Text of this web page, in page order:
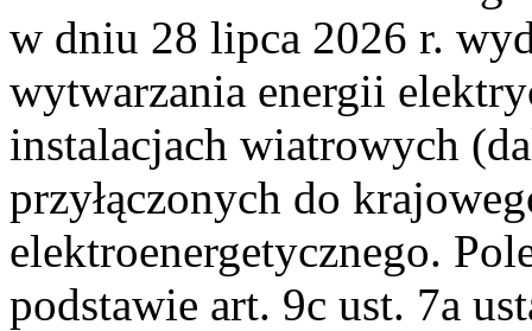
w dniu 28 lipca 2026 r.
wytwarzania energii
instalacjach wiatrowych
przyłączonych do
elektroenergetycznego.
podstawie art. 9c ust. 7a